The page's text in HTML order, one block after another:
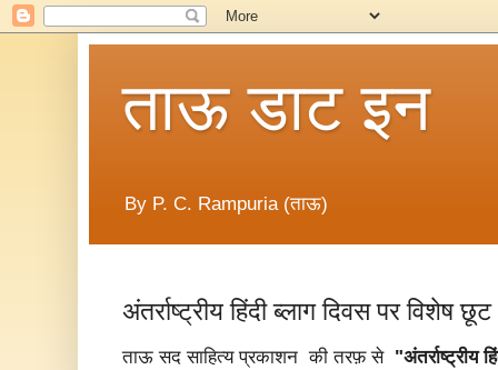
ताऊ डाट इन
By P. C. Rampuria (ताऊ)
अंतर्राष्ट्रीय हिंदी ब्लाग दिवस पर विशेष
ताऊ सद साहित्य प्रकाशन की तरफ़ से "अंतर्राष्ट्रीय